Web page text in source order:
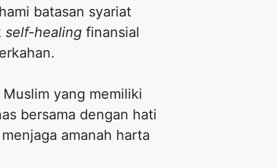
batasan syariat
self-healing finansial
yang memiliki
bersama dengan hati
amanah harta